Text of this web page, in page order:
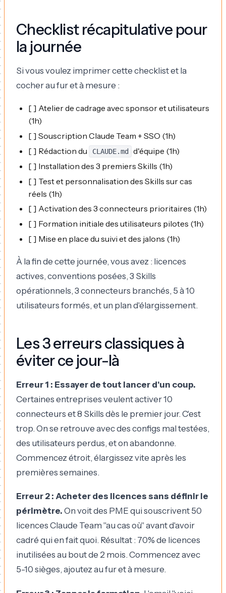
Checklist récapitulative pour
la journée
Si vous voulez imprimer cette checklist et la
cocher au fur et à mesure :
[ ] Atelier de cadrage avec sponsor et utilisateurs
(1h)
[ ] Souscription Claude Team + SSO (1h)
[ ] Rédaction du
CLAUDE.md
d'équipe (1h)
[ ] Installation des 3 premiers Skills (1h)
[ ] Test et personnalisation des Skills sur cas
réels (1h)
[ ] Activation des 3 connecteurs prioritaires (1h)
[ ] Formation initiale des utilisateurs pilotes (1h)
[ ] Mise en place du suivi et des jalons (1h)
À la fin de cette journée, vous avez : licences
actives, conventions posées, 3 Skills
opérationnels, 3 connecteurs branchés, 5 à 10
utilisateurs formés, et un plan d'élargissement.
Les 3 erreurs classiques à
éviter ce jour-là
Erreur 1 : Essayer de tout lancer d'un coup.
Certaines entreprises veulent activer 10
connecteurs et 8 Skills dès le premier jour. C'est
trop. On se retrouve avec des configs mal testées,
des utilisateurs perdus, et on abandonne.
Commencez étroit, élargissez vite après les
premières semaines.
Erreur 2 : Acheter des licences sans définir le
périmètre. On voit des PME qui souscrivent 50
licences Claude Team "au cas où" avant d'avoir
cadré qui en fait quoi. Résultat : 70% de licences
inutilisées au bout de 2 mois. Commencez avec
5-10 sièges, ajoutez au fur et à mesure.